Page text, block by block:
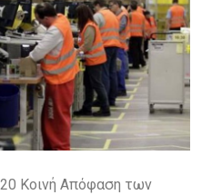
Κοινή Απόφαση των